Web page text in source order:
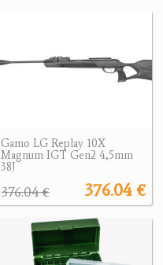
Gamo LG Replay 10X
Magnum IGT Gen2 4,5mm
38J
376.04 €
376.04 €